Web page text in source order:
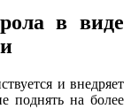
в виде
и внедряет
поднять на более